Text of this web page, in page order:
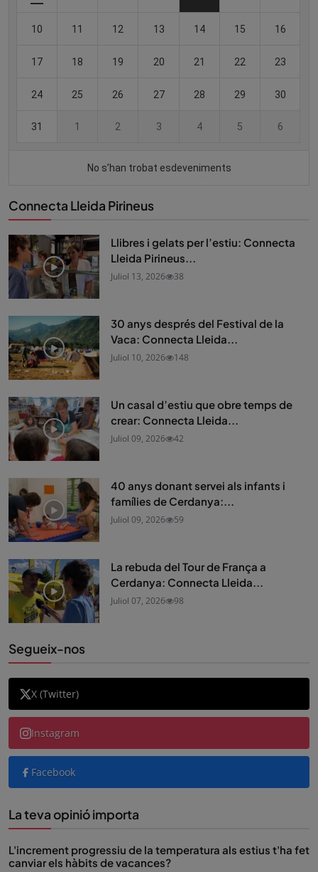
Connecta Lleida Pirineus
Llibres i gelats per l’estiu: Connecta
Lleida Pirineus...
Juliol 13, 2026 38
30 anys després del Festival de la
Vaca: Connecta Lleida...
Juliol 10, 2026 148
Un casal d’estiu que obre temps de
crear: Connecta Lleida...
Juliol 09, 2026 42
40 anys donant servei als infants i
famílies de Cerdanya:...
Juliol 09, 2026 59
La rebuda del Tour de França a
Cerdanya: Connecta Lleida...
Juliol 07, 2026 98
Segueix-nos
X (Twitter)
Instagram
Facebook
La teva opinió importa
L'increment progressiu de la temperatura als estius t'ha fet
canviar els hàbits de vacances?